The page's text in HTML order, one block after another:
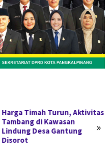
»
Harga Timah Turun, Aktivitas
Tambang di Kawasan
Lindung Desa Gantung
Disorot